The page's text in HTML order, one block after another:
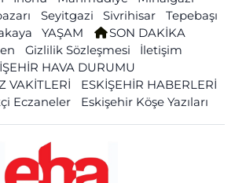
Seyitgazi Sivrihisar
Tepebaşı
YAŞAM
SON DAKİKA
Gizlilik Sözleşmesi
İletişim
HAVA DURUMU
VAKİTLERİ
ESKİŞEHİR HABERLERİ
Eczaneler
Eskişehir Köşe Yazıları